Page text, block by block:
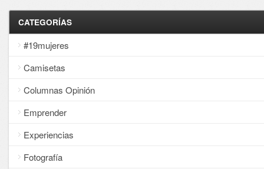
CATEGORÍAS
#19mujeres
Camisetas
Columnas Opinión
Emprender
Experiencias
Fotografía